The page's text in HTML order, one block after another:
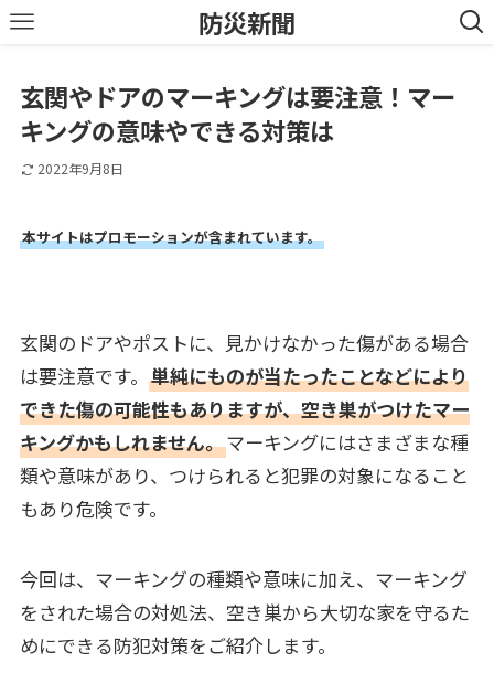
防災新聞
玄関やドアのマーキングは要注意！マー
キングの意味やできる対策は
2022年9月8日
本サイトはプロモーションが含まれています。
玄関のドアやポストに、見かけなかった傷がある場合
は要注意です。 単純にものが当たったことなどにより
できた傷の可能性もありますが、空き巣がつけたマー
キングかもしれません。マーキングにはさまざまな種
類や意味があり、つけられると犯罪の対象になること
もあり危険です。
今回は、マーキングの種類や意味に加え、マーキング
をされた場合の対処法、空き巣から大切な家を守るた
めにできる防犯対策をご紹介します。